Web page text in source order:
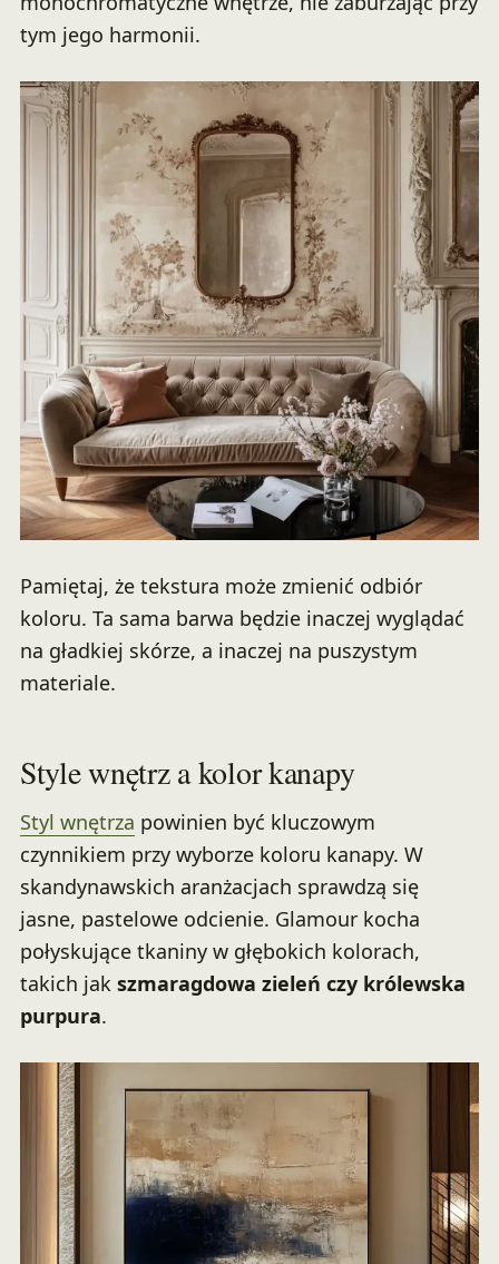
tym jego harmonii.
Pamiętaj, że tekstura może zmienić odbiór
koloru. Ta sama barwa będzie inaczej wyglądać
na gładkiej skórze, a inaczej na puszystym
materiale.
Style wnętrz a kolor kanapy
Styl wnętrza powinien być kluczowym
czynnikiem przy wyborze koloru kanapy. W
skandynawskich aranżacjach sprawdzą się
jasne, pastelowe odcienie. Glamour kocha
połyskujące tkaniny w głębokich kolorach,
takich jak szmaragdowa zieleń czy królewska
purpura.